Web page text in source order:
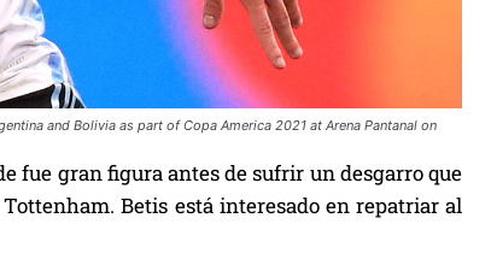
and Bolivia as part of Copa America 2021 at Arena Pantanal on
fue gran figura antes de sufrir un desgarro que
Betis está interesado en repatriar al